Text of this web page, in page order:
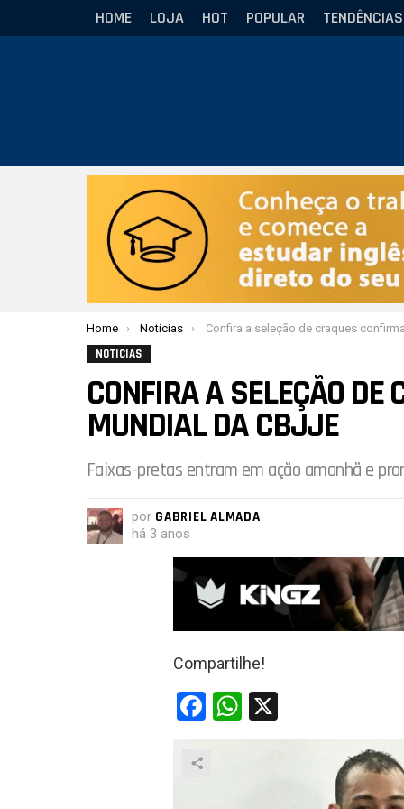
HOME LOJA HOT POPULAR TENDÊNCIAS
Você está aqui:
Home Noticias Confira a seleção de craques confirmados no Mundial da
NOTICIAS
CONFIRA A SELEÇÃO DE
MUNDIAL DA CBJJE
Faixas-pretas entram em ação amanhã e
por GABRIEL ALMADA
há 3 anos
Compartilhe!
F
a
W
h